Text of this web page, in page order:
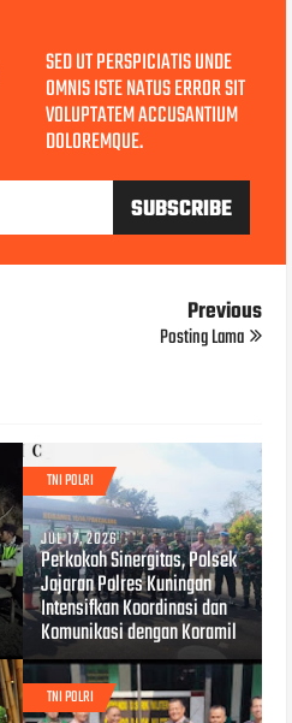
SED UT PERSPICIATIS UNDE
OMNIS ISTE NATUS ERROR SIT
VOLUPTATEM ACCUSANTIUM
DOLOREMQUE.
Previous
Posting Lama
TNI POLRI
JUL 17, 2026
Perkokoh Sinergitas, Polsek
Jajaran Polres Kuningan
Intensifkan Koordinasi dan
Komunikasi dengan Koramil
TNI POLRI